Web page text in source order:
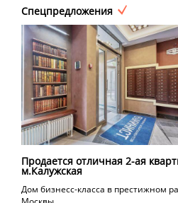
Спецпредложения
Продается отличная 2-ая
м.Калужская
Дом бизнесс-класса в престижном